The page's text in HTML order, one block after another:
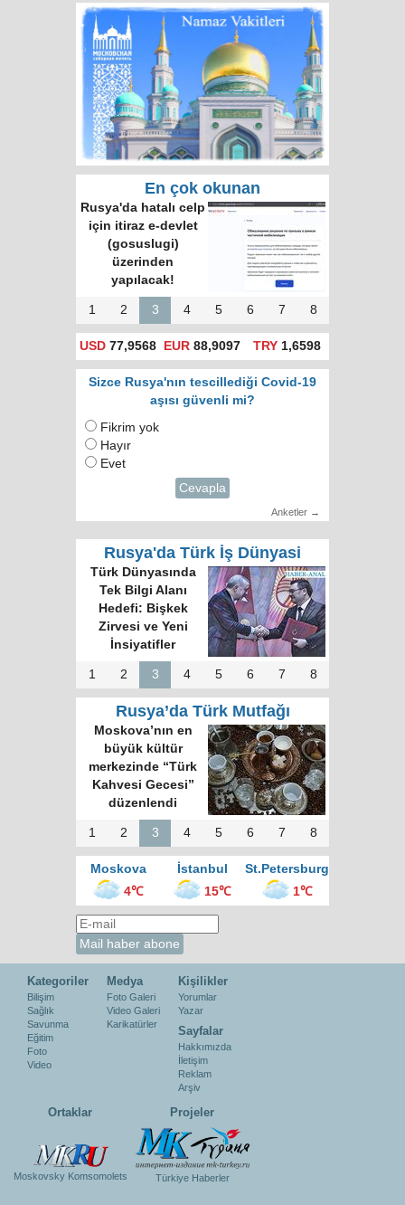
En çok okunan
Rusya'da hatalı celp
için itiraz e-devlet
(gosuslugi)
üzerinden
yapılacak!
1 2 3 4 5 6 7 8
USD 77,9568 EUR 88,9097 TRY1,6598
Sizce Rusya'nın tescillediği Covid-19
aşısı güvenli mi?
Fikrim yok
Hayır
Evet
Cevapla
Anketler →
Rusya'da Türk İş Dünyasi
Türk Dünyasında
Tek Bilgi Alanı
Hedefi: Bişkek
Zirvesi ve Yeni
İnsiyatifler
1 2 3 4 5 6 7 8
Rusya’da Türk Mutfağı
Moskova’nın en
büyük kültür
merkezinde “Türk
Kahvesi Gecesi”
düzenlendi
1 2 3 4 5 6 7 8
Moskova İstanbul
St.Petersburg
4℃
15℃ 1℃
Kategoriler
Bilişim
Sağlık
Savunma
Eğitim
Foto
Video
Medya
Foto Galeri
Video Galeri
Karikatürler
Kişilikler
Yorumlar
Yazar
Sayfalar
Hakkımızda
İletişim
Reklam
Arşiv
Ortaklar
Moskovsky Komsomolets
Projeler
Türkiye Haberler